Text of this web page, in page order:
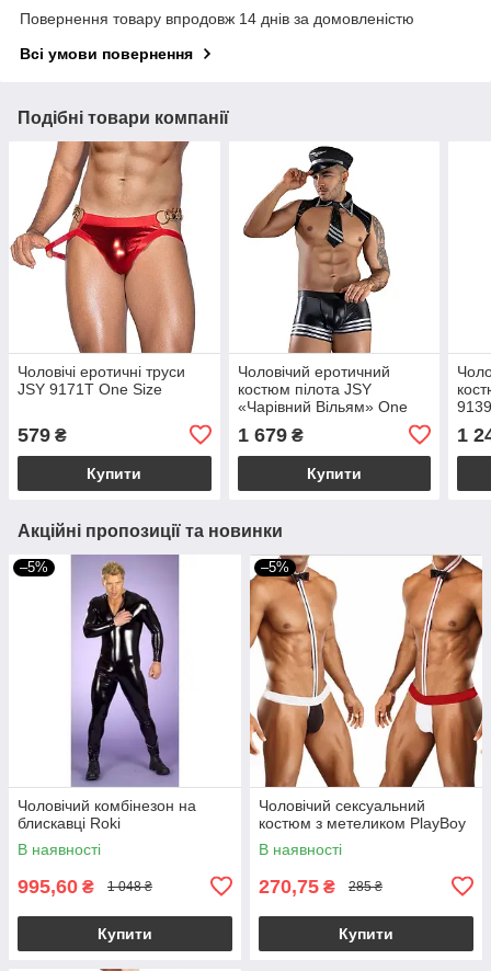
Повернення товару впродовж 14 днів за домовленістю
Всі умови повернення
Подібні товари компанії
Чоловічі еротичні труси
JSY 9171T One Size
579 ₴
Купити
Чоловічий еротичний
костюм пілота JSY
«Чарівний Вільям» One
1 679₴
Купити
1
Акційні пропозиції та новинки
–5%
Чоловічий комбінезон на
блискавці Roki
В наявності
995,60 ₴ 1 048 ₴
Купити
–5%
Чоловічий сексуальний
костюм з метеликом PlayBoy
В наявності
270,75 ₴ 285 ₴
Купити